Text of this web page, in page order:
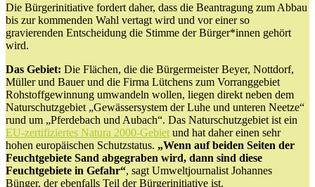
Die Bürgerinitiative fordert daher, dass die Beantragung zum Abbau
bis zur kommenden Wahl vertagt wird und vor einer so
gravierenden Entscheidung die Stimme der Bürger*innen gehört
wird.
Das Gebiet: Die Flächen, die die Bürgermeister Beyer, Nottdorf,
Müller und Bauer und die Firma Lütchens zum Vorranggebiet
Rohstoffgewinnung umwandeln wollen, liegen direkt neben dem
Naturschutzgebiet „Gewässersystem der Luhe und unteren Neetze“
rund um „Pferdebach und Aubach“. Das Naturschutzgebiet ist ein
EU-zertifiziertes Natura 2000-Gebiet und hat daher einen sehr
hohen europäischen Schutzstatus. „Wenn auf beiden Seiten der
Feuchtgebiete Sand abgegraben wird, dann sind diese
Feuchtgebiete in Gefahr“, sagt Umweltjournalist Johannes
Bünger, der ebenfalls Teil der Bürgerinitiative ist.